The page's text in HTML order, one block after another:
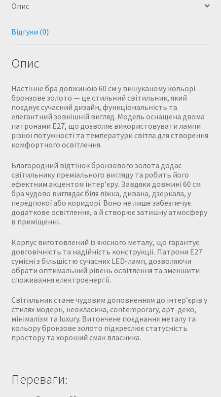
Опис
Відгуки (0)
Опис
Настінне бра довжиною 60 см у вишуканому кольорі
бронзове золото — це стильний світильник, який
поєднує сучасний дизайн, функціональність та
елегантний зовнішній вигляд. Модель оснащена двома
патронами Е27, що дозволяє використовувати лампи
різної потужності та температури світла для створення
комфортного освітлення.
Благородний відтінок бронзового золота додає
світильнику преміального вигляду та робить його
ефектним акцентом інтер’єру. Завдяки довжині 60 см
бра чудово виглядає біля ліжка, дивана, дзеркала, у
передпокої або коридорі. Воно не лише забезпечує
додаткове освітлення, а й створює затишну атмосферу
в приміщенні.
Корпус виготовлений із якісного металу, що гарантує
довговічність та надійність конструкції. Патрони Е27
сумісні з більшістю сучасних LED-ламп, дозволяючи
обрати оптимальний рівень освітлення та зменшити
споживання електроенергії.
Світильник стане чудовим доповненням до інтер’єрів у
стилях модерн, неокласика, contemporary, арт-деко,
мінімалізм та luxury. Витончене поєднання металу та
кольору бронзове золото підкреслює статусність
простору та хороший смак власника.
Переваги: